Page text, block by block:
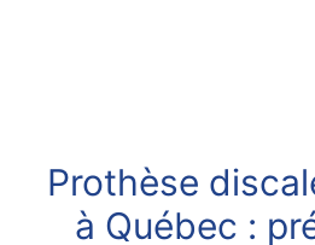
Prothèse
à Québec :